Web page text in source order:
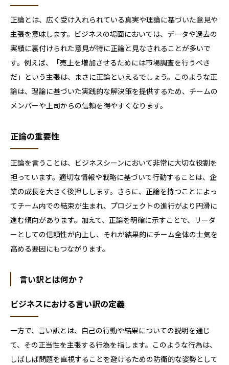
正論とは、広く受け入れられている真実や理論に基づいた意見や
主張を意味します。ビジネスの場面においては、データや過去の
実績に裏付けられた意見が特に正論と見なされることが多いで
す。例えば、「売上を増加させるためには市場調査を行うべき
だ」という主張は、まさに正論といえるでしょう。このような正
論は、理論に基づいた実践的な解決策を提供するため、チームの
メンバーや上司からの信頼を得やすくなります。
正論の重要性
正論を言うことは、ビジネスシーンにおいて非常に大切な役割を
担っています。適切な情報や戦略に基づいて行動することは、企
業の成長を大きく後押しします。さらに、正論を持つことによっ
てチーム内での結束が生まれ、プロジェクトの進行がより円滑に
進む傾向があります。加えて、正論を明確に示すことで、リーダ
ーとしての信頼性が向上し、それが結果的にチーム全体の士気を
高める要因にもつながります。
言い訳とは何か？
ビジネスにおける言い訳の定義
一方で、言い訳とは、自己の行動や結果についての説明を通じ
て、その正当性を主張する行為を指します。このような行為は、
しばしば問題を直視することを避けるための防衛的な姿勢として